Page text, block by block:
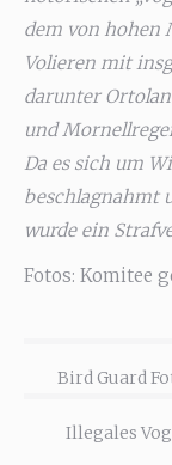
dem von hohen
Volieren mit
darunter
und
Da es sich um
beschlagnahmt
wurde ein
Fotos: Komitee
Bird Guard
Illegales